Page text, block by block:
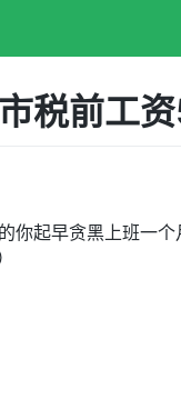
税前工
你起早贪黑上班一个